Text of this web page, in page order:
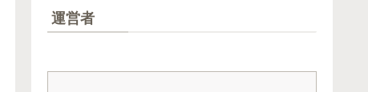
運営者